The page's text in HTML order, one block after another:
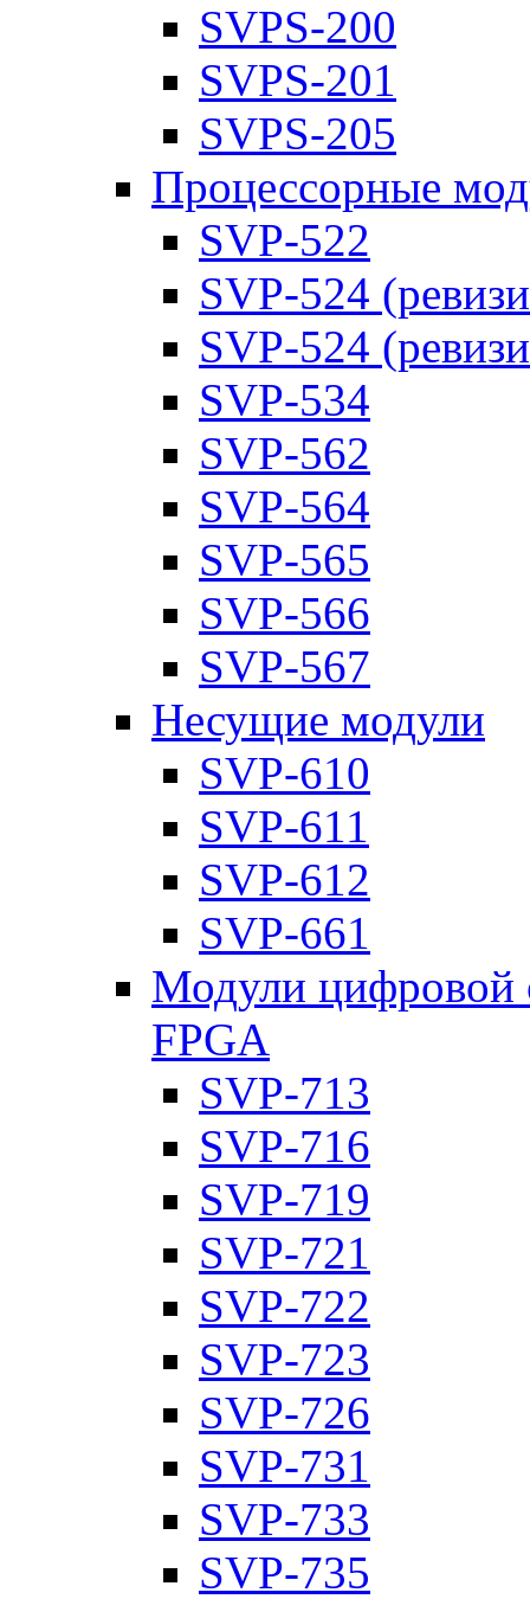
SVPS-200
SVPS-201
SVPS-205
Процессорные
SVP-522
SVP-524
SVP-524
SVP-534
SVP-562
SVP-564
SVP-565
SVP-566
SVP-567
Несущие модули
SVP-610
SVP-611
SVP-612
SVP-661
Модули цифровой
FPGA
SVP-713
SVP-716
SVP-719
SVP-721
SVP-722
SVP-723
SVP-726
SVP-731
SVP-733
SVP-735